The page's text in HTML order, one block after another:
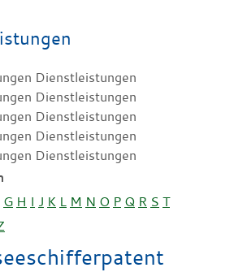
Dienstleistungen
Dienstleistungen
Dienstleistungen
Dienstleistungen
Dienstleistungen
G H I J K L M N O P Q R S T